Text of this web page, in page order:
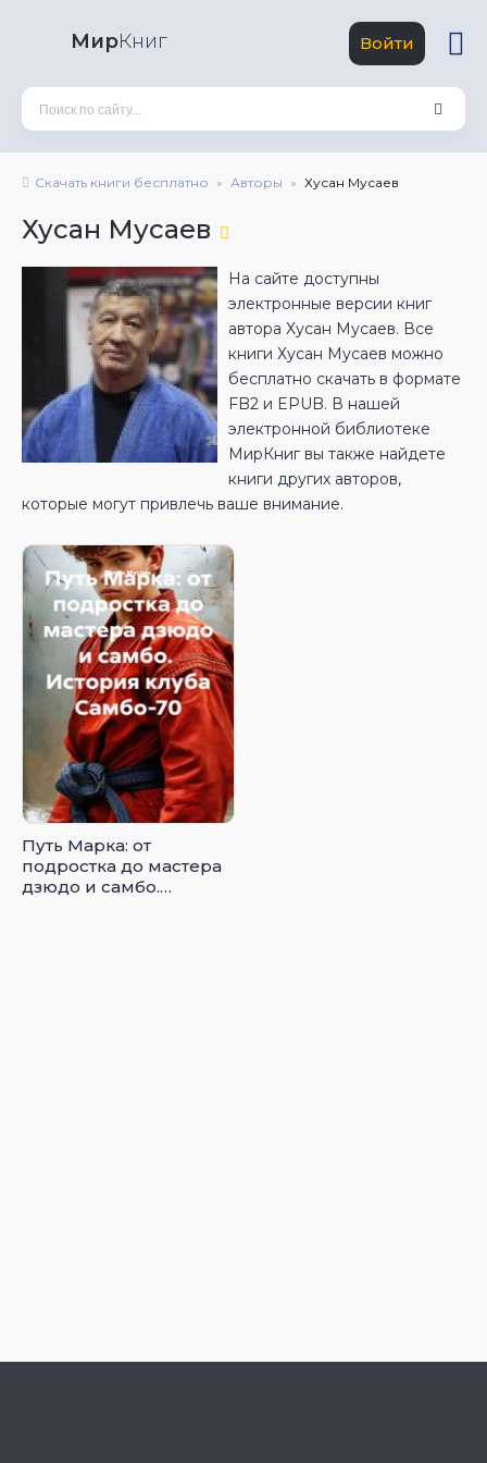
МирКниг Войти
Скачать книги бесплатно Авторы Хусан Мусаев
Хусан Мусаев
На сайте доступны
электронные версии книг
автора Хусан Мусаев. Все
книги Хусан Мусаев можно
бесплатно скачать в формате
FB2 и EPUB. В нашей
электронной библиотеке
МирКниг вы также найдете
книги других авторов,
которые могут привлечь ваше внимание.
Путь Марка: от
подростка до мастера
дзюдо и самбо.